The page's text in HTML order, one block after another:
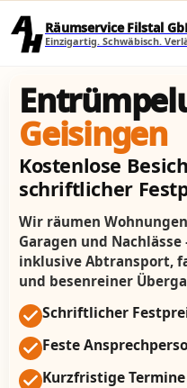
Räumservice Filstal
Einzigartig. Schwäbisch.
Geisingen
Kostenlose
schriftlicher
Wir räumen
Garagen und
inklusive Abtransport,
und besenreiner
Schriftlicher
Feste
Kurzfristige